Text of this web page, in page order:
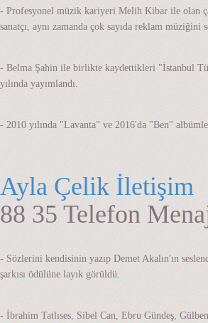
- Profesyonel müzik kariyeri Melih Kibar ile olan
sanatçı, aynı zamanda çok sayıda reklam müziğini
- Belma Şahin ile birlikte kaydettikleri "İstanbul
yılında yayımlandı.
- 2010 yılında "Lavanta" ve 2016'da "Ben"
Ayla Çelik İletişim
88 35 Telefon
- Sözlerini kendisinin yazıp Demet Akalın'ın
şarkısı ödülüne layık görüldü.
- İbrahim Tatlıses, Sibel Can, Ebru Gündeş,